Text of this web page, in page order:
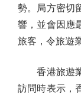
勢。局方密切
響，並會因應
旅客，令旅遊
香港旅遊業
訪問時表示，